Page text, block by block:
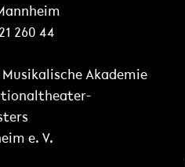
260 44
Akademie
e. V.